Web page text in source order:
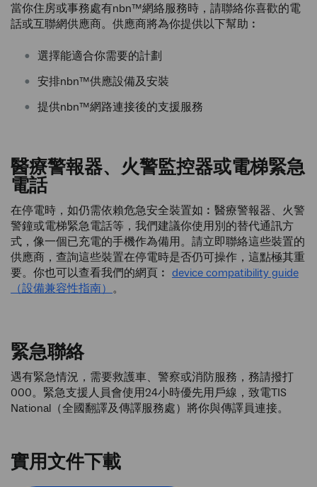
當你住房或事務處有nbn™網絡服務時，請聯絡你喜歡的電
話或互聯網供應商。供應商將為你提供以下幫助︰
選擇能適合你需要的計劃
安排nbn™供應設備及安裝
提供nbn™網路連接後的支援服務
醫療警報器、火警監控器或電梯緊急
電話
在停電時，如仍需依賴危急安全裝置如︰醫療警報器、火警
警鐘或電梯緊急電話等，我們建議你使用別的替代通訊方
式，像一個已充電的手機作為備用。請立即聯絡這些裝置的
供應商，查詢這些裝置在停電時是否仍可操作，這點極其重
要。你也可以查看我們的網頁︰ device compatibility guide
（設備兼容性指南） 。
緊急聯絡
遇有緊急情況，需要救護車、警察或消防服務，務請撥打
000。緊急支援人員會使用24小時優先用戶線，致電TIS
National（全國翻譯及傳譯服務處）將你與傳譯員連接。
實用文件下載